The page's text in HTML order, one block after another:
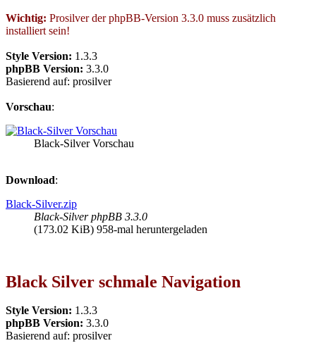
Wichtig: Prosilver der phpBB-Version 3.3.0 muss zusätzlich
installiert sein!
Style Version: 1.3.3
phpBB Version: 3.3.0
Basierend auf: prosilver
Vorschau:
Black-Silver Vorschau
Download:
Black-Silver.zip
Black-Silver phpBB 3.3.0
(173.02 KiB) 958-mal heruntergeladen
Black Silver schmale Navigation
Style Version: 1.3.3
phpBB Version: 3.3.0
Basierend auf: prosilver